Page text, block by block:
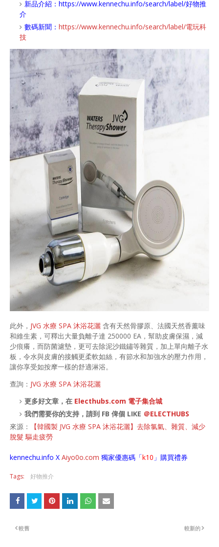
新品介紹： https://www.kennechu.info/search/label/好物推
介
數碼新聞： https://www.kennechu.info/search/label/電玩科
技
此外， JVG 水療 SPA 沐浴花灑 含有天然骨膠原、法國天然香薰味
和維生素，可釋出大量負離子達 250000 EA，幫助皮膚保濕，減
少痕癢，而防菌濾墊，更可去除泥沙鐵鏽等雜質，加上單向離子水
板，令水與皮膚的接觸更柔軟如絲，有節水和加強水的壓力作用，
讓你享受如按摩一樣的舒適淋浴。
查詢： JVG 水療 SPA 沐浴花灑
更多好文章，在 Electhubs.com 電子集合城
我們需要你的支持，請到 FB 俾個 LIKE ＠ELECTHUBS
來源：
【韓國製 JVG 水療 SPA 沐浴花灑】去除氯氣、雜質、減少
脫髮 驅走疲勞
kennechu.info X Aiyo0o.com 獨家優惠碼「k10 」購買禮券
Tags: 好物推介
較新的
較舊